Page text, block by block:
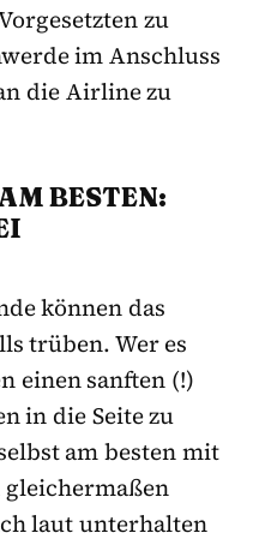
zu
im Anschluss
die Airline zu
BESTEN:
können das
trüben. Wer es
einen sanften (!)
in die Seite zu
am besten mit
laut unterhalten